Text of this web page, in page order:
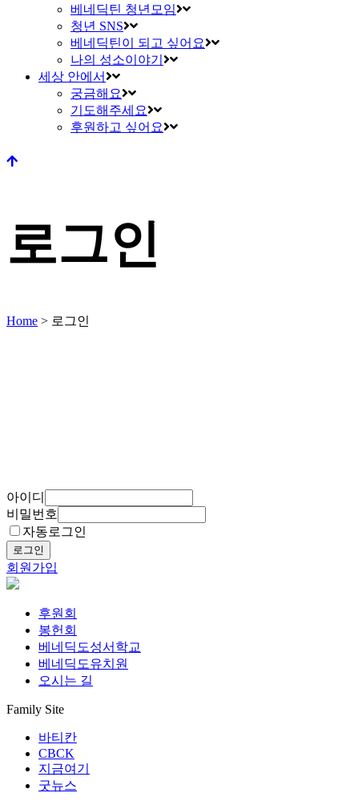
베네딕틴 청년모임
청년 SNS
베네딕틴이 되고 싶어요
나의 성소이야기
세상 안에서
궁금해요
기도해주세요
후원하고 싶어요
로그인
Home > 로그인
아이디
비밀번호
자동로그인
로그인
회원가입
후원회
봉헌회
베네딕도성서학교
베네딕도유치원
오시는 길
Family Site
바티칸
CBCK
지금여기
굿뉴스